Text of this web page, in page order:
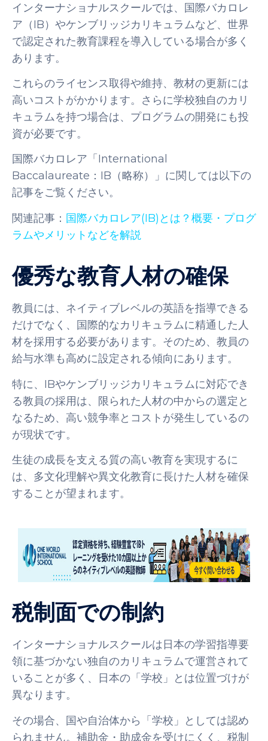
インターナショナルスクールでは、国際バカロレ
ア（IB）やケンブリッジカリキュラムなど、世界
で認定された教育課程を導入している場合が多く
あります。
これらのライセンス取得や維持、教材の更新には
高いコストがかかります。さらに学校独自のカリ
キュラムを持つ場合は、プログラムの開発にも投
資が必要です。
国際バカロレア「International
Baccalaureate：IB（略称）」に関しては以下の
記事をご覧ください。
関連記事： 国際バカロレア(IB)とは？概要・プログ
ラムやメリットなどを解説
優秀な教育人材の確保
教員には、ネイティブレベルの英語を指導できる
だけでなく、国際的なカリキュラムに精通した人
材を採用する必要があります。そのため、教員の
給与水準も高めに設定される傾向にあります。
特に、IBやケンブリッジカリキュラムに対応でき
る教員の採用は、限られた人材の中からの選定と
なるため、高い競争率とコストが発生しているの
が現状です。
生徒の成長を支える質の高い教育を実現するに
は、多文化理解や異文化教育に長けた人材を確保
することが望まれます。
税制面での制約
インターナショナルスクールは日本の学習指導要
領に基づかない独自のカリキュラムで運営されて
いることが多く、日本の「学校」とは位置づけが
異なります。
その場合、国や自治体から「学校」としては認め
られません。補助金・助成金を受けにくく、税制